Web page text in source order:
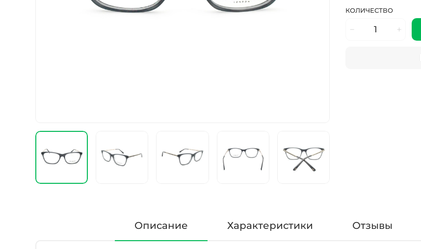
КОЛИЧЕСТВО
Описание Характеристики Отзывы